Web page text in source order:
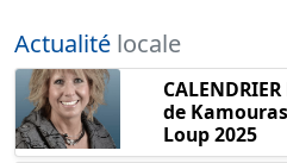
Actualité locale
de
Loup 2025